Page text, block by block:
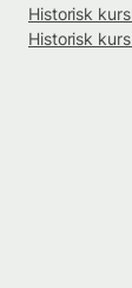
Historisk
Historisk